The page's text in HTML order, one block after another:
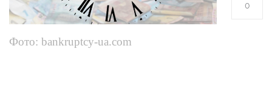
Фото: bankruptcy-ua.com
0